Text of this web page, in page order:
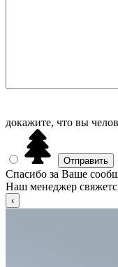
докажите, что вы
Спасибо за Ваше
Наш менеджер